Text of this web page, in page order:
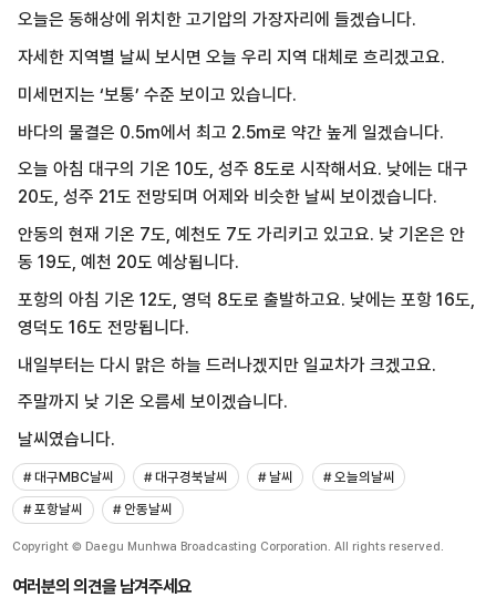
오늘은 동해상에 위치한 고기압의 가장자리에 들겠습니다.
자세한 지역별 날씨 보시면 오늘 우리 지역 대체로 흐리겠고요.
미세먼지는 ‘보통’ 수준 보이고 있습니다.
바다의 물결은 0.5m에서 최고 2.5m로 약간 높게 일겠습니다.
오늘 아침 대구의 기온 10도, 성주 8도로 시작해서요. 낮에는 대구
20도, 성주 21도 전망되며 어제와 비슷한 날씨 보이겠습니다.
안동의 현재 기온 7도, 예천도 7도 가리키고 있고요. 낮 기온은 안
동 19도, 예천 20도 예상됩니다.
포항의 아침 기온 12도, 영덕 8도로 출발하고요. 낮에는 포항 16도,
영덕도 16도 전망됩니다.
내일부터는 다시 맑은 하늘 드러나겠지만 일교차가 크겠고요.
주말까지 낮 기온 오름세 보이겠습니다.
날씨였습니다.
# 대구MBC날씨 # 대구경북날씨 # 날씨
# 오늘의날씨
# 포항날씨
# 안동날씨
Copyright © Daegu Munhwa Broadcasting Corporation. All rights reserved.
여러분의 의견을 남겨주세요